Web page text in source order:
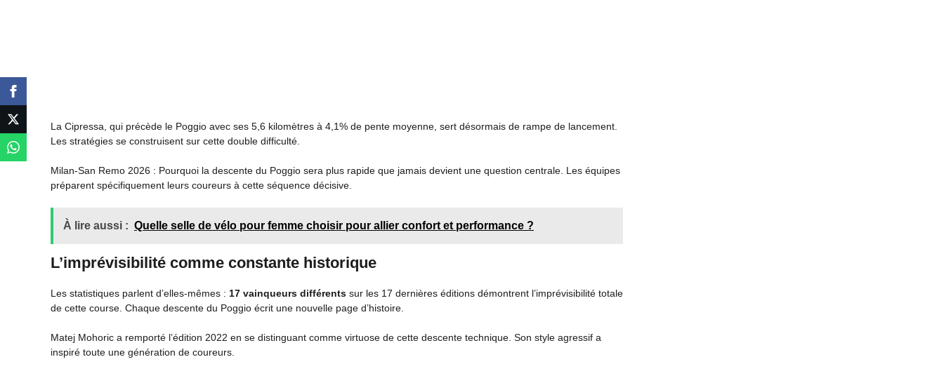
La Cipressa, qui précède le Poggio avec ses 5,6 kilomètres à 4,1% de pente moyenne, sert désormais de rampe de lancement.
Les stratégies se construisent sur cette double difficulté.
Milan-San Remo 2026 : Pourquoi la descente du Poggio sera plus rapide que jamais devient une question centrale. Les équipes
préparent spécifiquement leurs coureurs à cette séquence décisive.
À lire aussi : Quelle selle de vélo pour femme choisir pour allier confort et performance ?
L’imprévisibilité comme constante historique
Les statistiques parlent d’elles-mêmes : 17 vainqueurs différents sur les 17 dernières éditions démontrent l’imprévisibilité totale
de cette course. Chaque descente du Poggio écrit une nouvelle page d’histoire.
Matej Mohoric a remporté l’édition 2022 en se distinguant comme virtuose de cette descente technique. Son style agressif a
inspiré toute une génération de coureurs.